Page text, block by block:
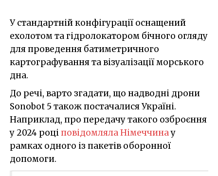
У стандартній конфігурації оснащений
ехолотом та гідролокатором бічного огляду
для проведення батиметричного
картографування та візуалізації морського
дна.
До речі, варто згадати, що надводні дрони
Sonobot 5 також постачалися Україні.
Наприклад, про передачу такого озброєння
у 2024 роціповідомляла Німеччинау
рамках одного із пакетів оборонної
допомоги.